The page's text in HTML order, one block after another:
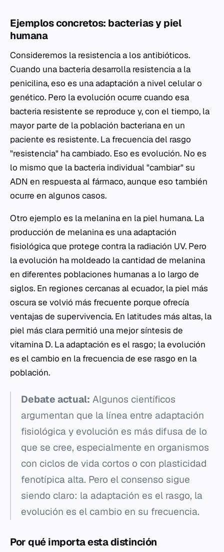
Ejemplos concretos: bacterias y piel
humana
Consideremos la resistencia a los antibióticos.
Cuando una bacteria desarrolla resistencia a la
penicilina, eso es una adaptación a nivel celular o
genético. Pero la evolución ocurre cuando esa
bacteria resistente se reproduce y, con el tiempo, la
mayor parte de la población bacteriana en un
paciente es resistente. La frecuencia del rasgo
"resistencia" ha cambiado. Eso es evolución. No es
lo mismo que la bacteria individual "cambiar" su
ADN en respuesta al fármaco, aunque eso también
ocurre en algunos casos.
Otro ejemplo es la melanina en la piel humana. La
producción de melanina es una adaptación
fisiológica que protege contra la radiación UV. Pero
la evolución ha moldeado la cantidad de melanina
en diferentes poblaciones humanas a lo largo de
siglos. En regiones cercanas al ecuador, la piel más
oscura se volvió más frecuente porque ofrecía
ventajas de supervivencia. En latitudes más altas, la
piel más clara permitió una mejor síntesis de
vitamina D. La adaptación es el rasgo; la evolución
es el cambio en la frecuencia de ese rasgo en la
población.
Debate actual: Algunos científicos
argumentan que la línea entre adaptación
fisiológica y evolución es más difusa de lo
que se cree, especialmente en organismos
con ciclos de vida cortos o con plasticidad
fenotípica alta. Pero el consenso sigue
siendo claro: la adaptación es el rasgo, la
evolución es el cambio en su frecuencia.
Por qué importa esta distinción